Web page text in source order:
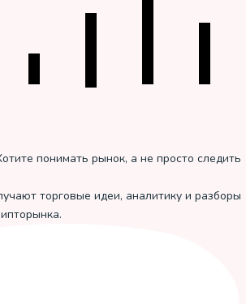
понимать рынок, а не просто следить
торговые идеи, аналитику и разборы